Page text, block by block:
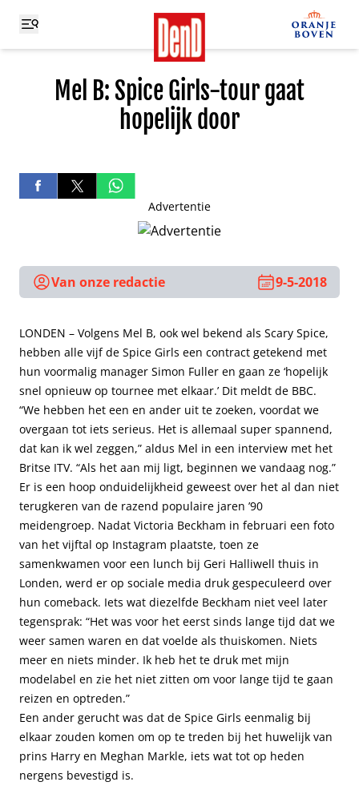
Mel B: Spice Girls-tour gaat
hopelijk door
Advertentie
Van onze redactie 9-5-2018
LONDEN – Volgens Mel B, ook wel bekend als Scary Spice,
hebben alle vijf de Spice Girls een contract getekend met
hun voormalig manager Simon Fuller en gaan ze ‘hopelijk
snel opnieuw op tournee met elkaar.’ Dit meldt de BBC.
“We hebben het een en ander uit te zoeken, voordat we
overgaan tot iets serieus. Het is allemaal super spannend,
dat kan ik wel zeggen,” aldus Mel in een interview met het
Britse ITV. “Als het aan mij ligt, beginnen we vandaag nog.”
Er is een hoop onduidelijkheid geweest over het al dan niet
terugkeren van de razend populaire jaren ’90
meidengroep. Nadat Victoria Beckham in februari een foto
van het vijftal op Instagram plaatste, toen ze
samenkwamen voor een lunch bij Geri Halliwell thuis in
Londen, werd er op sociale media druk gespeculeerd over
hun comeback. Iets wat diezelfde Beckham niet veel later
tegensprak: “Het was voor het eerst sinds lange tijd dat we
weer samen waren en dat voelde als thuiskomen. Niets
meer en niets minder. Ik heb het te druk met mijn
modelabel en zie het niet zitten om voor lange tijd te gaan
reizen en optreden.”
Een ander gerucht was dat de Spice Girls eenmalig bij
elkaar zouden komen om op te treden bij het huwelijk van
prins Harry en Meghan Markle, iets wat tot op heden
nergens bevestigd is.